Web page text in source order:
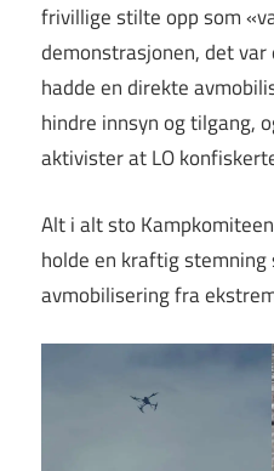
frivillige stilte opp som
demonstrasjonen, det
hadde en direkte
hindre innsyn og tilgang,
aktivister at LO
Alt i alt sto
holde en kraftig stemning
avmobilisering fra